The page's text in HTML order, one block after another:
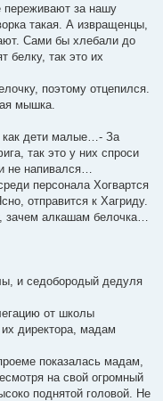
переживают за нашу
такая. А извращенцы,
Сами бы хлебали до
белку, так это их
поэтому отцепился.
мышка.
дети малые…- За
так это у них спроси
не напивался…
персонала Хогвартся
отправится к Хагриду.
зачем алкашам белочка…
и седобородый дедуля
от школы
директора, мадам
показалась мадам,
на свой огромный
поднятой головой. Не